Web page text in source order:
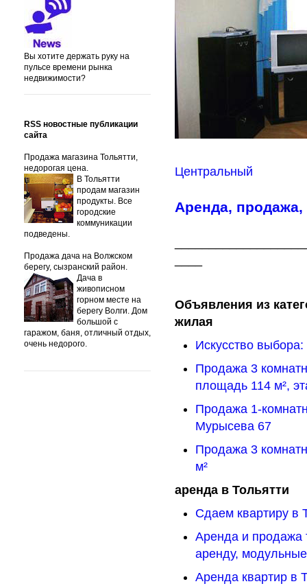
Центральный
Аренда,
Объявления из
жилая
Искусство выбора:
Продажа 3
площадь 114 м²,
Продажа 1-
Мурысева 67
Продажа 3
м²
аренда в Тольятти
Сдаем квартиру в
Аренда и продажа
аренду,
Аренда квартир в
Вы хотите держать руку на
пульсе времени рынка
недвижимости?
RSS новостные публикации
сайта
Продажа магазина Тольятти,
недорогая цена.
В Тольятти
продам магазин
продукты. Все
городские
коммуникации
подведены.
Продажа дача на Волжском
берегу, сызранский район.
Дача в
живописном
горном месте на
берегу Волги. Дом
большой с
гаражом, баня, отличный отдых,
очень недорого.